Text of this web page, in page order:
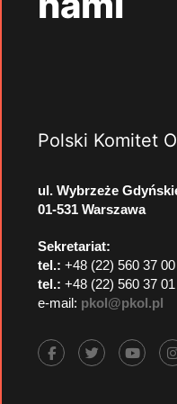
Polski Komitet
ul. Wybrzeże
01-531 Warszawa
Sekretariat:
tel.: +48 (22) 560 37 00
tel.: +48 (22) 560 37 01
e-mail: pkol@pkol.pl